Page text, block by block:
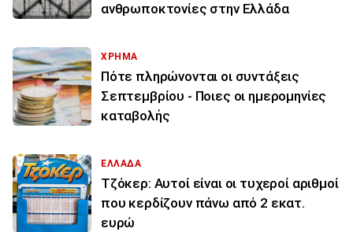
ανθρωποκτονίες στην Ελλάδα
ΧΡΗΜΑ
Πότε πληρώνονται οι συντάξεις
Σεπτεμβρίου - Ποιες οι ημερομηνίες
καταβολής
ΕΛΛΑΔΑ
Τζόκερ: Αυτοί είναι οι τυχεροί αριθμοί
που κερδίζουν πάνω από 2 εκατ.
ευρώ